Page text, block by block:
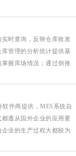
时查询，反映仓库收发
管理的分析统计提供基
握库场情况；通过倒推
件商提供，MES系统自
遵从国外企业的应用要
业的生产过程大都较为